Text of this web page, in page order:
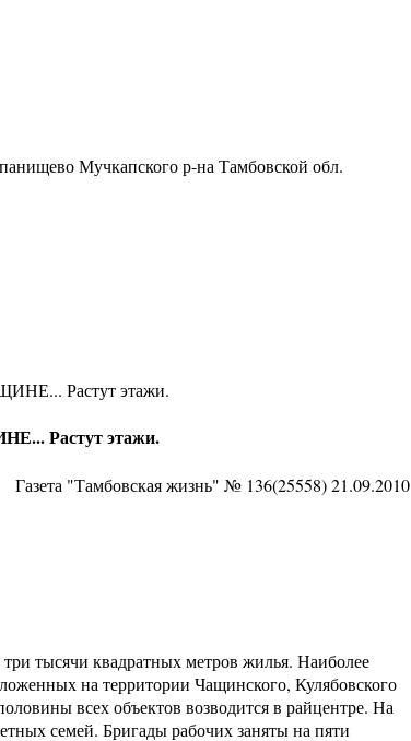
Мучкапского р-на Тамбовской обл.
Растут этажи.
Растут этажи.
Газета "Тамбовская жизнь" № 136(25558) 21.09.2010
тысячи квадратных метров жилья. Наиболее
на территории Чащинского, Кулябовского
всех объектов возводится в райцентре. На
семей. Бригады рабочих заняты на пяти